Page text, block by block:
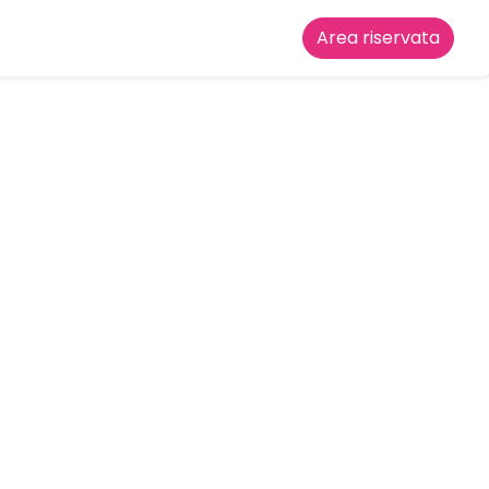
Area riservata